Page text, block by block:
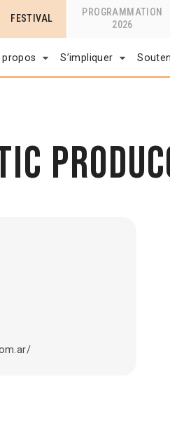
FESTIVAL
PROGRAMMATION
2026
propos S’impliquer